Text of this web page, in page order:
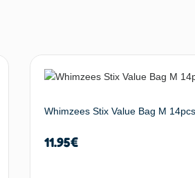
Whimzees Stix Value Bag M 14pcs
11.95€